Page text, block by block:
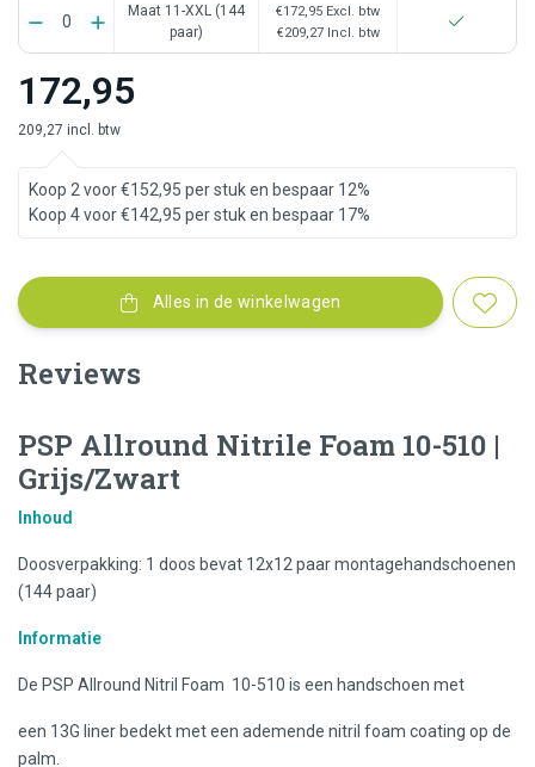
Maat 11-XXL (144
paar)
€172,95 Excl. btw
€209,27 Incl. btw
172,95
209,27 incl. btw
Koop 2 voor €152,95 per stuk en bespaar 12%
Koop 4 voor €142,95 per stuk en bespaar 17%
Alles in de winkelwagen
Reviews
PSP Allround Nitrile Foam 10-510 |
Grijs/Zwart
Inhoud
Doosverpakking: 1 doos bevat 12x12 paar montagehandschoenen
(144 paar)
Informatie
De PSP Allround Nitril Foam 10-510 is een handschoen met
een 13G liner bedekt met een ademende nitril foam coating op de
palm.